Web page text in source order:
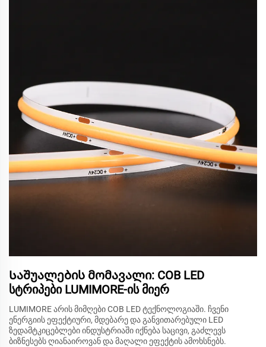
Საშუალების მომავალი: COB LED
სტრიპები LUMIMORE-ის მიერ
LUMIMORE არის მიმღები COB LED ტექნოლოგიაში. ჩვენი
ენერგიის ეფექტიური, მდებარე და განვითარებული LED
ზედამტკიცებლები ინდუსტრიაში იქნება საცივი, გაძლევს
ბიზნესებს ღიანაიროვან და მაღალი ეფექტის ამოხსნებს.